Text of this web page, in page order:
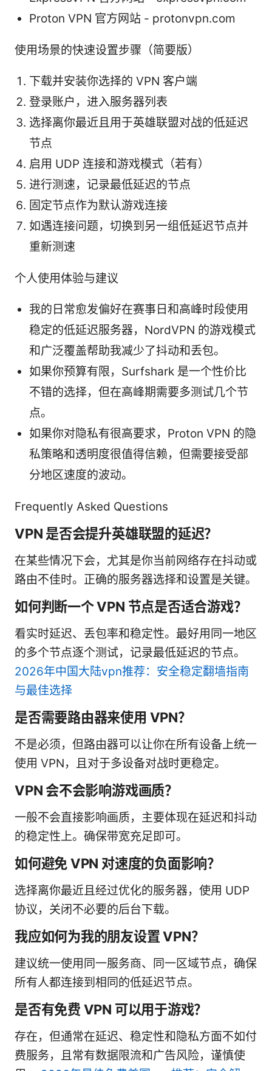
Proton VPN 官方网站 - protonvpn.com
使用场景的快速设置步骤（简要版）
下载并安装你选择的 VPN 客户端
登录账户，进入服务器列表
选择离你最近且用于英雄联盟对战的低延迟
节点
启用 UDP 连接和游戏模式（若有）
进行测速，记录最低延迟的节点
固定节点作为默认游戏连接
如遇连接问题，切换到另一组低延迟节点并
重新测速
个人使用体验与建议
我的日常愈发偏好在赛事日和高峰时段使用
稳定的低延迟服务器，NordVPN 的游戏模式
和广泛覆盖帮助我减少了抖动和丢包。
如果你预算有限，Surfshark 是一个性价比
不错的选择，但在高峰期需要多测试几个节
点。
如果你对隐私有很高要求，Proton VPN 的隐
私策略和透明度很值得信赖，但需要接受部
分地区速度的波动。
Frequently Asked Questions
VPN 是否会提升英雄联盟的延迟？
在某些情况下会，尤其是你当前网络存在抖动或
路由不佳时。正确的服务器选择和设置是关键。
如何判断一个 VPN 节点是否适合游戏？
看实时延迟、丢包率和稳定性。最好用同一地区
的多个节点逐个测试，记录最低延迟的节点。
2026年中国大陆vpn推荐：安全稳定翻墙指南
与最佳选择
是否需要路由器来使用 VPN？
不是必须，但路由器可以让你在所有设备上统一
使用 VPN，且对于多设备对战时更稳定。
VPN 会不会影响游戏画质？
一般不会直接影响画质，主要体现在延迟和抖动
的稳定性上。确保带宽充足即可。
如何避免 VPN 对速度的负面影响？
选择离你最近且经过优化的服务器，使用 UDP
协议，关闭不必要的后台下载。
我应如何为我的朋友设置 VPN？
建议统一使用同一服务商、同一区域节点，确保
所有人都连接到相同的低延迟节点。
是否有免费 VPN 可以用于游戏？
存在，但通常在延迟、稳定性和隐私方面不如付
费服务，且常有数据限流和广告风险，谨慎使